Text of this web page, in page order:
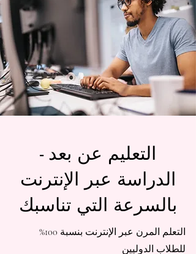
التعليم عن بعد -
الدراسة عبر الإنترنت
بالسرعة التي تناسبك
التعلم المرن عبر الإنترنت بنسبة 100%
للطلاب الدوليين